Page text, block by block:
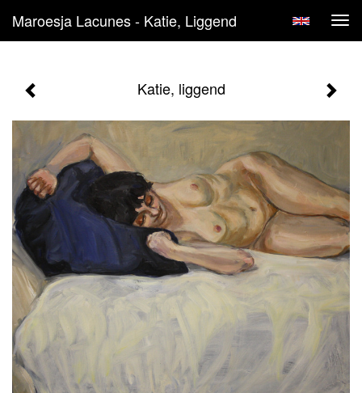
Maroesja Lacunes - Katie, Liggend
Katie, liggend